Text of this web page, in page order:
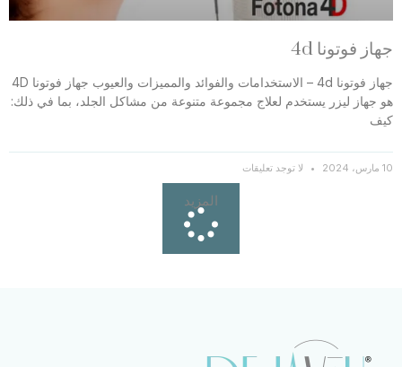
جهاز فوتونا 4d
جهاز فوتونا 4d – الاستخدامات والفوائد والمميزات والعيوب جهاز فوتونا 4D
هو جهاز ليزر يستخدم لعلاج مجموعة متنوعة من مشاكل الجلد، بما في ذلك:
كيف
10 مارس، 2024 لا توجد تعليقات
المزيد